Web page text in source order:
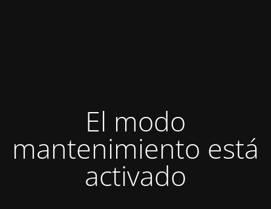
El modo
mantenimiento está
activado